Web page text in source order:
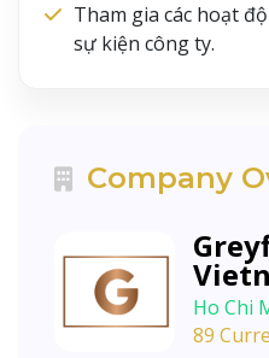
Tham gia các hoạt
sự kiện công ty.
Company
Ho Chi
89